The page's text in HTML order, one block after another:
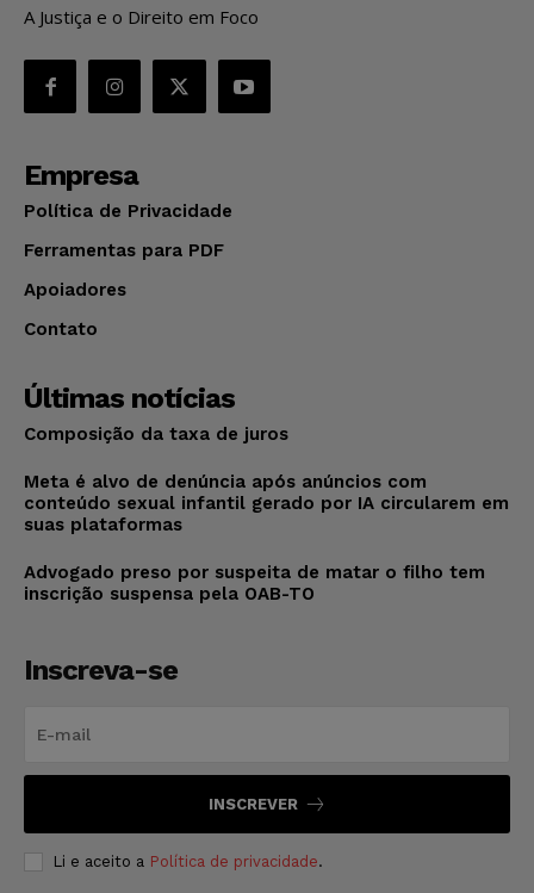
A Justiça e o Direito em Foco
Empresa
Política de Privacidade
Ferramentas para PDF
Apoiadores
Contato
Últimas notícias
Composição da taxa de juros
Meta é alvo de denúncia após anúncios com
conteúdo sexual infantil gerado por IA circularem em
suas plataformas
Advogado preso por suspeita de matar o filho tem
inscrição suspensa pela OAB-TO
Inscreva-se
INSCREVER
Li e aceito a Política de privacidade.